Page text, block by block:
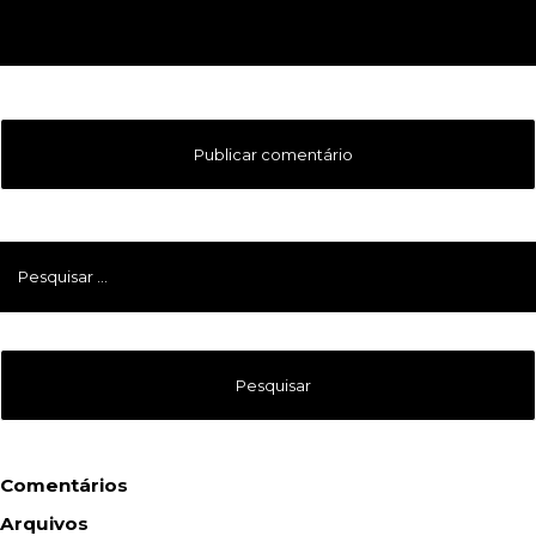
Pesquisar
Comentários
Arquivos